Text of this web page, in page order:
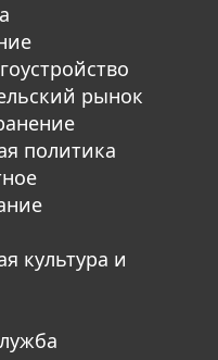
рынок
политика
культура и